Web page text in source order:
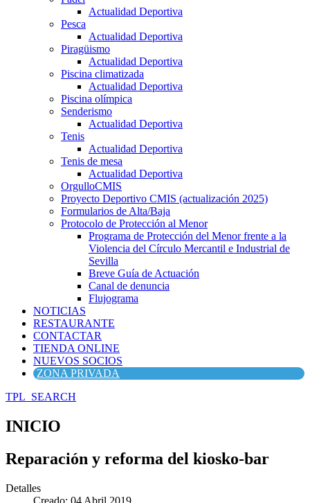
Actualidad Deportiva
Pesca
Actualidad Deportiva
Piragüismo
Actualidad Deportiva
Piscina climatizada
Actualidad Deportiva
Piscina olímpica
Senderismo
Actualidad Deportiva
Tenis
Actualidad Deportiva
Tenis de mesa
Actualidad Deportiva
OrgulloCMIS
Proyecto Deportivo CMIS (actualización 2025)
Formularios de Alta/Baja
Protocolo de Protección al Menor
Programa de Protección del Menor frente a la
Violencia del Círculo Mercantil e Industrial de
Sevilla
Breve Guía de Actuación
Canal de denuncia
Flujograma
NOTICIAS
RESTAURANTE
CONTACTAR
TIENDA ONLINE
NUEVOS SOCIOS
ZONA PRIVADA
TPL_SEARCH
INICIO
Reparación y reforma del kiosko-bar
Detalles
Creado: 04 Abril 2019